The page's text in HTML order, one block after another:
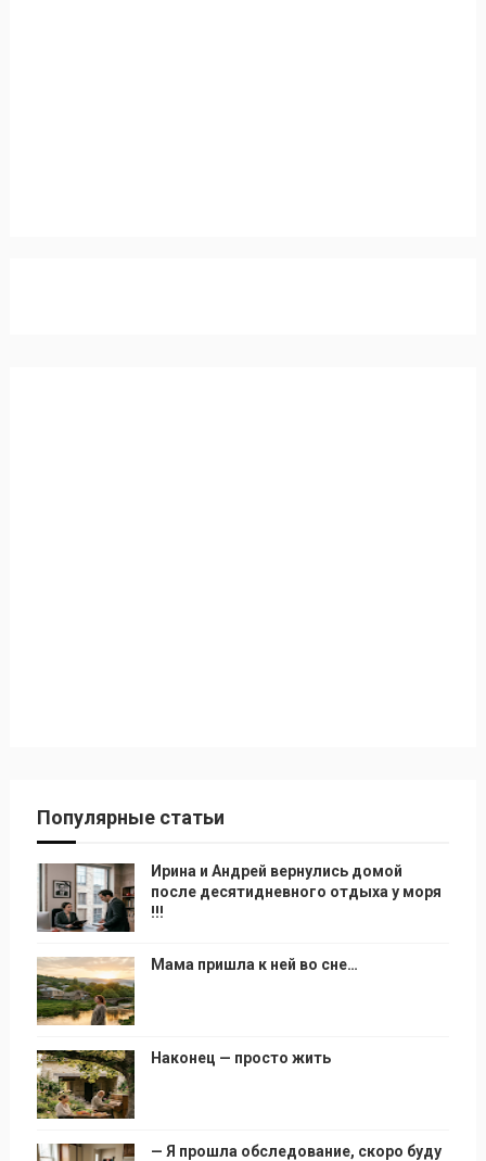
Популярные статьи
Ирина и Андрей вернулись домой
после десятидневного отдыха у моря
!!!
Мама пришла к ней во сне…
Наконец — просто жить
— Я прошла обследование, скоро буду